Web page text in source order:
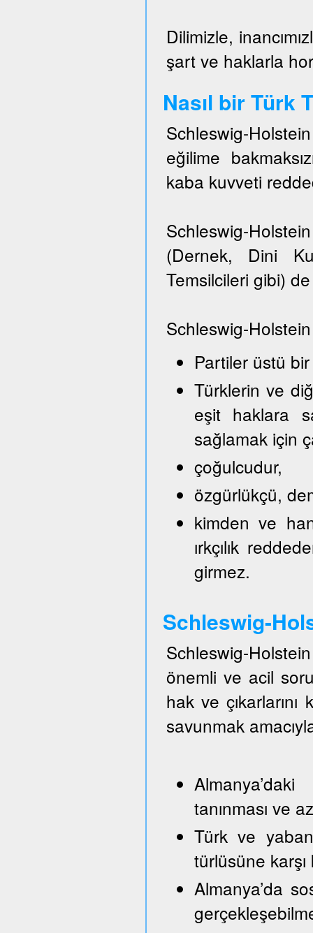
Dilimizle,
şart ve haklarla
Nasıl bir Türk
Schleswig-
eğilime
kaba kuvveti
Schleswig-
(Dernek, Dini
Temsilcileri gibi)
Schleswig-
Partiler üstü
Türklerin ve
eşit haklara
sağlamak için
çoğulcudur,
özgürlükçü,
kimden ve
ırkçılık
girmez.
Schleswig-
Schleswig-
önemli ve acil
hak ve
savunmak
tanınması ve
Türk ve
türlüsüne
Almanya’da